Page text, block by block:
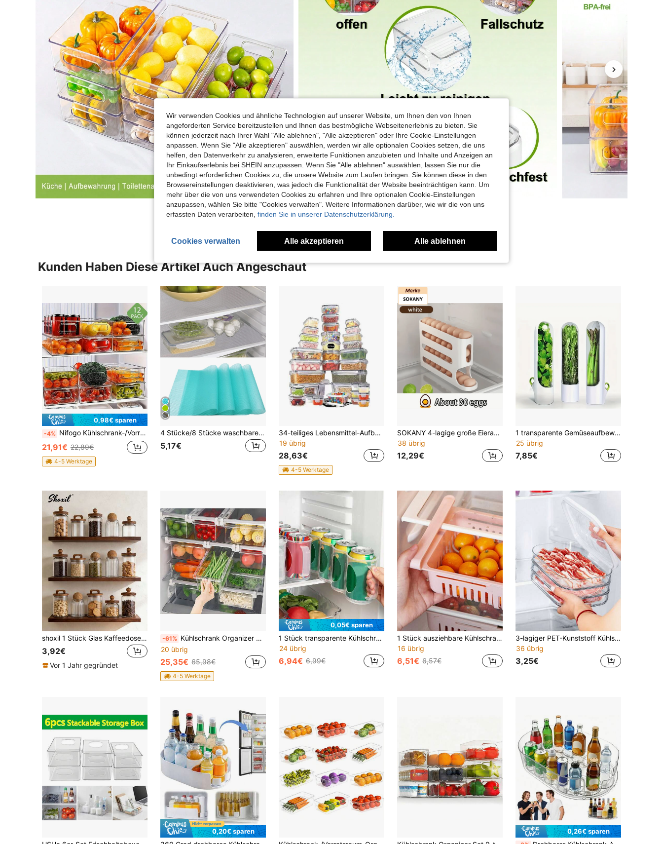
Kunden Haben Diese Artikel Auch Angeschaut
0,98€ sparen
-4% Nifogo Kühlschrank-/Vorratsraum-Organizer-Set – 12-teilig mit 4 großen, 4 mittelgroßen und 4 kleinen Schubladen, stapelbar, geeignet für Gefrierschrank, Küche, Arbeitsflächen und Schränke
21,91€ 22,89€
4-5 Werktage
4 Stücke/8 Stücke waschbare, wasserdichte, ölbeständige Kühlschrankmatten, geeignet für Kühlschrankböden, Gefrierfächer, Schubladen, Haushaltsorganisation in der Küche
5,17€
34-teiliges Lebensmittel-Aufbewahrungsbehälter-Set, luftdichte Kunststoff-Aufbewahrungsbehälter Mehrere Formen (rund/quadratisch/rechteckig) Lebensmittel-Aufbewahrungsbehälter mit Deckel, große Kapazität, auslaufsichere Lunch-Behälter, Aufbewahrungsbehälter, Mikrowelle, und Gefrierschrank sicher, Aufkleber, Aufbewahrungsbehälter-Sets
19 übrig
28,63€
4-5 Werktage
SOKANY 4-lagige große Eieraufbewahrungsbox, für Kühlschranktür, PP-Material, platzsparend, hält Eier frisch, unverzichtbarer Küchenorganizer.
38 übrig
12,29€
1 transparente Gemüseaufbewahrungsbox, Kühlschrankaufbewahrungsbox.Transparente Hülle, Kunststoffmaterial, keine Batterie erforderlich.Kann mit Wasser gefüllt werden.Geeignet zum Frischhalten von Koriander, Spargel, Gurke, Karotte und anderen Zutaten.
25 übrig
7,85€
shoxil 1 Stück Glas Kaffeedose, Vorratsglas, Teedose, versiegeltes Kork-Glas, Aufbewahrungsglas für Kaffeebohnen und getrocknete Früchte
3,92€
Vor 1 Jahr gegründet
-61% Kühlschrank Organizer Schublade 10 Set Fridge Box Mit Griff Speisekammer Vorratsbehälter Transparent Container für Fridge Kitchens Stapelbar Durchsichtig Behälter
20 übrig
25,35€ 65,98€
4-5 Werktage
0,05€ sparen
1 Stück transparente Kühlschrankaufbewahrungsbox
24 übrig
6,94€ 6,99€
1 Stück ausziehbare Kühlschrankschublade, einzigartiges Design Ausziehbare Aufbewahrungsbox, Gleitende Regal Kühlschrankaufhänger-Organizer
16 übrig
6,51€ 6,57€
3-lagiger PET-Kunststoff Kühlschrankaufbewahrungsset, auslaufsichere wiederverwendbare versiegelte Lebensmittelbehälter, geeignet für Fleisch, Obst und Gemüse, Küchenlagerung, Küchenausstattung, Heimdekoration, Weihnachtsgeschenk, Haushaltsgeschenk, Raumdekoration
36 übrig
3,25€
0,20€ sparen 0,26€ sparen
Wir verwenden Cookies und ähnliche Technologien auf unserer Website, um Ihnen den von Ihnen
angeforderten Service bereitzustellen und Ihnen das bestmögliche Webseitenerlebnis zu bieten. Sie
können jederzeit nach Ihrer Wahl "Alle ablehnen", "Alle akzeptieren" oder Ihre Cookie-Einstellungen
anpassen. Wenn Sie "Alle akzeptieren" auswählen, werden wir alle optionalen Cookies setzen, die uns
helfen, den Datenverkehr zu analysieren, erweiterte Funktionen anzubieten und Inhalte und Anzeigen an
Ihr Einkaufserlebnis bei SHEIN anzupassen. Wenn Sie "Alle ablehnen" auswählen, lassen Sie nur die
unbedingt erforderlichen Cookies zu, die unsere Website zum Laufen bringen. Sie können diese in den
Browsereinstellungen deaktivieren, was jedoch die Funktionalität der Website beeinträchtigen kann. Um
mehr über die von uns verwendeten Cookies zu erfahren und Ihre optionalen Cookie-Einstellungen
anzupassen, wählen Sie bitte "Cookies verwalten". Weitere Informationen darüber, wie wir die von uns
erfassten Daten verarbeiten, finden Sie in unserer Datenschutzerklärung.
Cookies verwalten Alle akzeptieren Alle ablehnen